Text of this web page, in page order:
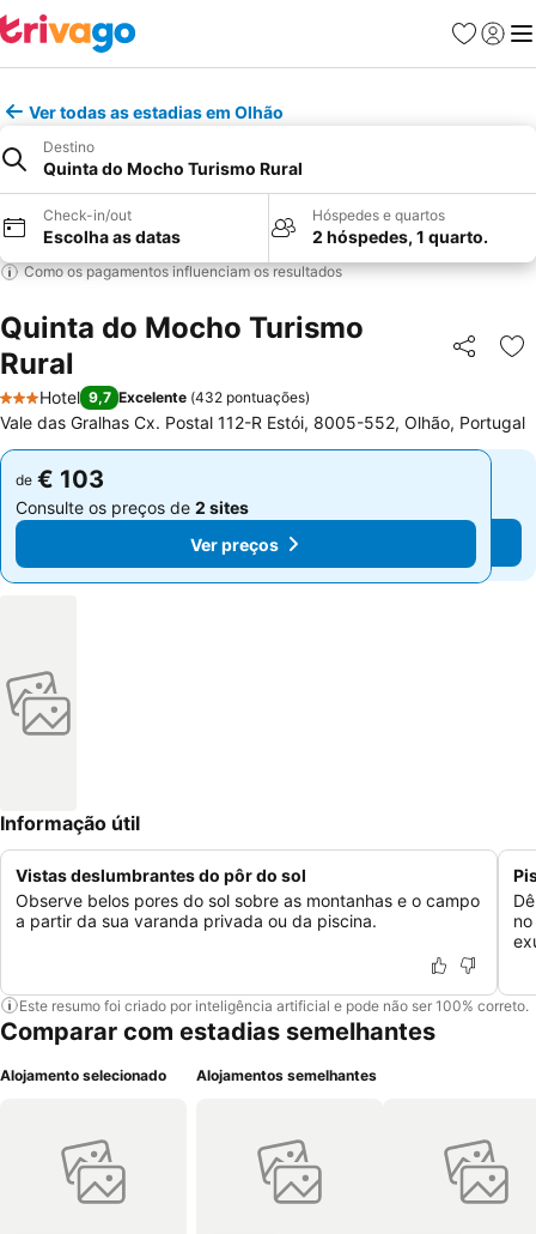
Favoritos
Iniciar
Ver todas as estadias em Olhão
Destino
Quinta do Mocho Turismo Rural
Check-in/out
Escolha as datas
Hóspedes e quartos
2 hóspedes, 1 quarto.
Como os pagamentos influenciam os resultados
Quinta do Mocho Turismo
Rural
Partilhar
3 Estrelas
Hotel 9,7 Excelente (432 pontuações)
Vale das Gralhas Cx. Postal 112-R Estói, 8005-552, Olhão, Portugal
de € 103
Consulte os preços de 2 sites
Ver preços
de € 103
Consulte os preços de 2 sites
Ver preços
Informação útil
Vistas deslumbrantes do pôr do sol
Observe belos pores do sol sobre as montanhas e o campo
a partir da sua varanda privada ou da piscina.
Este resumo foi criado por inteligência artificial e pode não ser 100% correto.
Comparar com estadias semelhantes
Alojamento selecionado Alojamentos semelhantes